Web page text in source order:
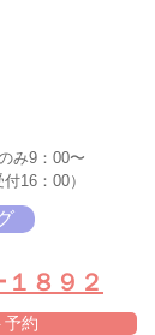
み9：00〜
16：00）
８９２
予約